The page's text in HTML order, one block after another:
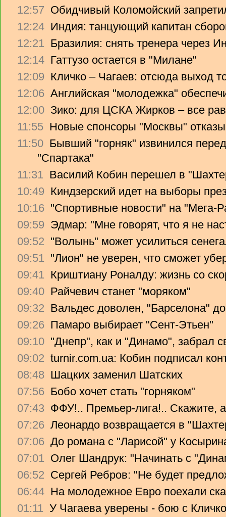
12:57 Обидчивый Коломойский
12:24 Индия: танцующий капитан
12:21 Бразилия: снять тренера через
12:14 Гаттузо остается в "Милане"
12:09 Кличко – Чагаев: отсюда выход
12:06 Английская "молодежка"
12:00 Зико: для ЦСКА Жирков – все
11:55 Новые спонсоры "Москвы"
11:50 Бывший "горняк" извинился
"Спартака"
11:31 Василий Кобин перешел в
10:49 Киндзерский идет на выборы
10:16 "Спортивные новости" на "Мега-
09:59 Эдмар: "Мне говорят, что я не
09:52 "Волынь" может усилиться
09:51 "Лион" не уверен, что сможет
09:41 Криштиану Роналду: жизнь со
09:40 Райчевич станет "моряком"
09:32 Вальдес доволен, "Барселона"
09:26 Памаро выбирает "Сент-Этьен"
09:10 "Днепр", как и "Динамо", забрал
09:02 turnir.com.ua: Кобин подписал
08:48 Шацких заменил Шатских
07:56 Бобо хочет стать "горняком"
07:43 ФФУ!.. Премьер-лига!.. Скажите,
07:26 Леонардо возвращается в
07:06 До романа с "Ларисой" у
07:01 Олег Шандрук: "Начинать с
06:52 Сергей Ребров: "Не будет
06:44 На молодежное Евро поехали
01:11 У Чагаева уверены - бою с